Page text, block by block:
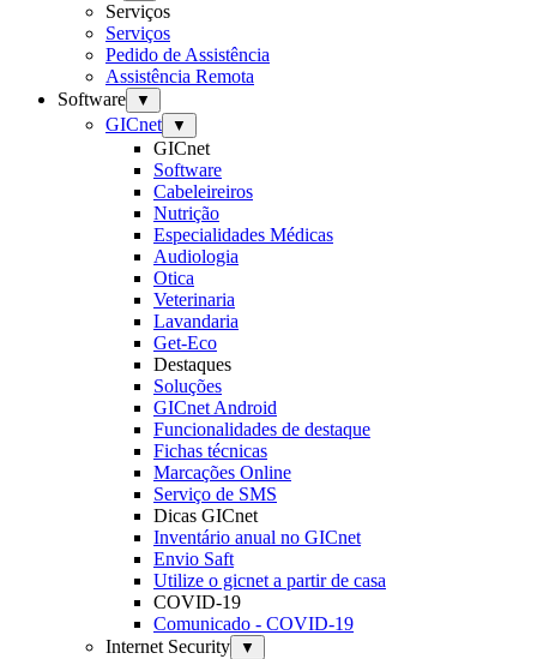
Serviços
Serviços
Pedido de Assistência
Assistência Remota
Software
▼
GICnet ▼
GICnet
Software
Cabeleireiros
Nutrição
Especialidades Médicas
Audiologia
Otica
Veterinaria
Lavandaria
Get-Eco
Destaques
Soluções
GICnet Android
Funcionalidades de destaque
Fichas técnicas
Marcações Online
Serviço de SMS
Dicas GICnet
Inventário anual no GICnet
Envio Saft
Utilize o gicnet a partir de casa
COVID-19
Comunicado - COVID-19
Internet Security
▼